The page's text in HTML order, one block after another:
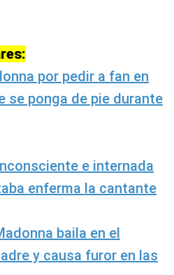
por pedir a fan en
se ponga de pie durante
e internada
enferma la cantante
baila en el
y causa furor en las